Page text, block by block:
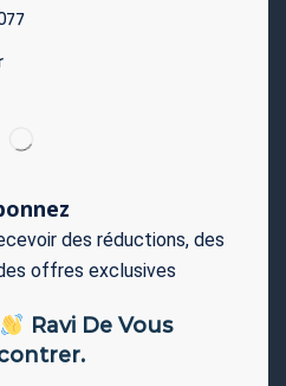
des réductions, des
offres exclusives
Ravi De Vous